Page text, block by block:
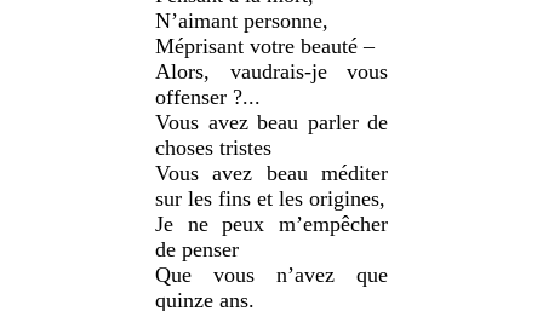
N’aimant personne,
Méprisant votre beauté –
Alors, vaudrais-je vous
offenser ?...
Vous avez beau parler de
choses tristes
Vous avez beau méditer
sur les fins et les origines,
Je ne peux m’empêcher
de penser
Que vous n’avez que
quinze ans.